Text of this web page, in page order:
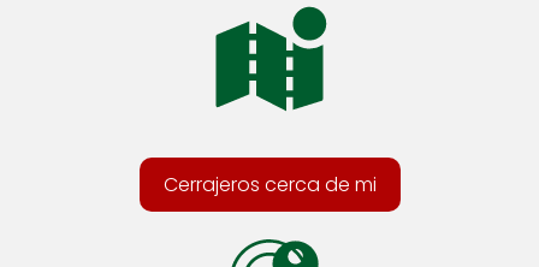
Cerrajeros cerca de mi